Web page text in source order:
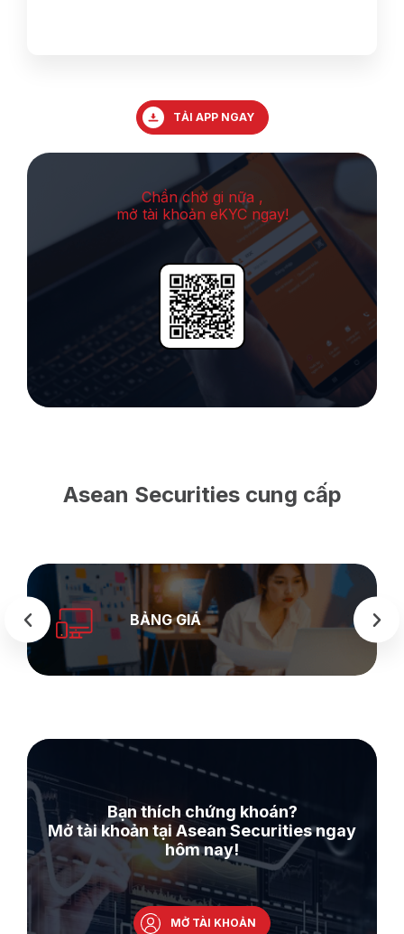
TẢI APP NGAY
Chần chờ gi nữa ,
mở tài khoản eKYC ngay!
Asean Securities cung cấp
BẢNG GIÁ
Bạn thích chứng khoán?
Mở tài khoản tại Asean Securities ngay
hôm nay!
MỞ TÀI KHOẢN